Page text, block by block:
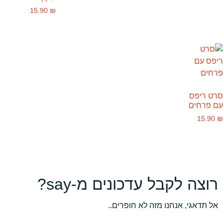
15.90 ₪
סרט ריפס
עם פרחים
15.90 ₪
רוצה לקבל עדכונים מ-say?
אל תדאגי, אנחנו מזה לא חופרים..